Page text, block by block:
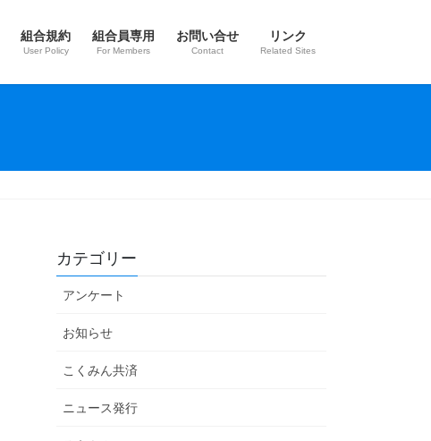
組合規約
User Policy
組合員専用
For Members
お問い合せ
Contact
リンク
Related Sites
カテゴリー
アンケート
お知らせ
こくみん共済
ニュース発行